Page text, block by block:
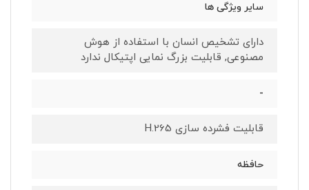
سایر ویژگی ها
دارای تشخیص انسان با استفاده از هوش
مصنوعی, قابلیت بزرگ نمایی اپتیکال ندارد
-
قابلیت فشرده سازی H.265
حافظه